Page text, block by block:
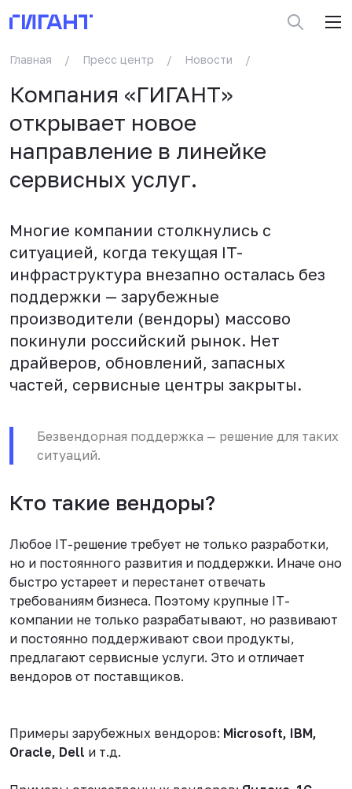
Главная / Пресс центр / Новости /
Компания «ГИГАНТ»
открывает новое
направление в линейке
сервисных услуг.
Многие компании столкнулись с
ситуацией, когда текущая IT-
инфраструктура внезапно осталась без
поддержки — зарубежные
производители (вендоры) массово
покинули российский рынок. Нет
драйверов, обновлений, запасных
частей, сервисные центры закрыты.
Безвендорная поддержка — решение для таких
ситуаций.
Кто такие вендоры?
Любое IT-решение требует не только разработки,
но и постоянного развития и поддержки. Иначе оно
быстро устареет и перестанет отвечать
требованиям бизнеса. Поэтому крупные IT-
компании не только разрабатывают, но развивают
и постоянно поддерживают свои продукты,
предлагают сервисные услуги. Это и отличает
вендоров от поставщиков.
Примеры зарубежных вендоров: Microsoft, IBM,
Oracle, Dell и т.д.